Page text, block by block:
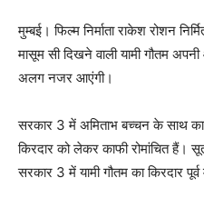
मुम्‍बई। फिल्‍म निर्माता राकेश रोशन
मासूम सी दिखने वाली यामी गौतम
अलग नजर आएंगी।
सरकार 3 में अमिताभ बच्‍चन के साथ
किरदार को लेकर काफी रोमांचित हैं।
सरकार 3 में यामी गौतम का किरदार